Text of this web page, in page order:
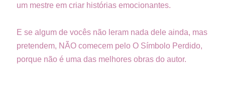
um mestre em criar histórias emocionantes.
E se algum de vocês não leram nada dele ainda, mas
pretendem, NÃO comecem pelo O Símbolo Perdido,
porque não é uma das melhores obras do autor.